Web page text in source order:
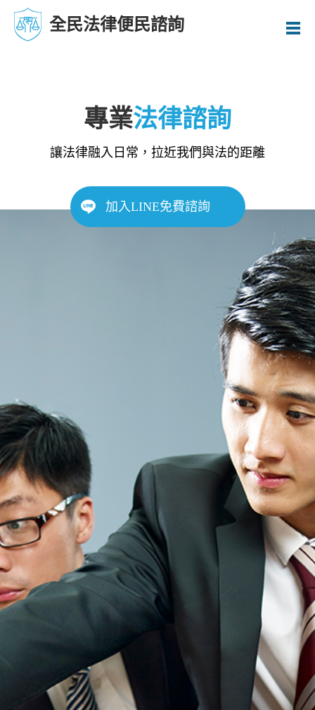
全民法律便民諮詢
專業法律諮詢
讓法律融入日常，拉近我們與法的距離
加入LINE免費諮詢